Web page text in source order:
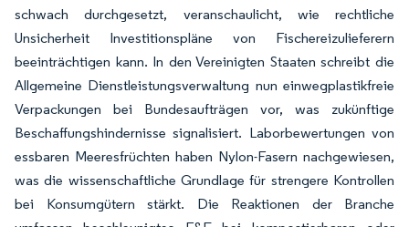
schwach durchgesetzt, veranschaulicht, wie rechtliche
Unsicherheit Investitionspläne von Fischereizulieferern
beeinträchtigen kann. In den Vereinigten Staaten schreibt die
Allgemeine Dienstleistungsverwaltung nun einwegplastikfreie
Verpackungen bei Bundesaufträgen vor, was zukünftige
Beschaffungshindernisse signalisiert. Laborbewertungen von
essbaren Meeresfrüchten haben Nylon-Fasern nachgewiesen,
was die wissenschaftliche Grundlage für strengere Kontrollen
bei Konsumgütern stärkt. Die Reaktionen der Branche